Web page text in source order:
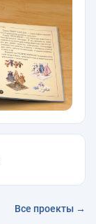
Все проекты →